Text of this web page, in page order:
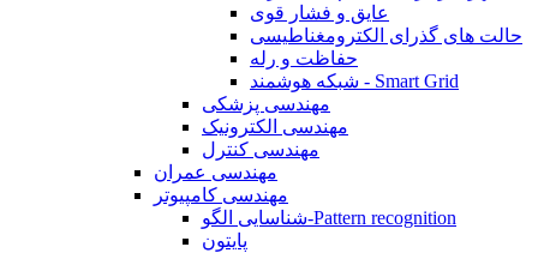
عایق و فشار قوی
حالت های گذرای الکترومغناطیسی
حفاظت و رله
شبکه هوشمند - Smart Grid
مهندسی پزشکی
مهندسی الکترونیک
مهندسی کنترل
مهندسی عمران
مهندسی کامپیوتر
شناسایی الگو-Pattern recognition
پایتون